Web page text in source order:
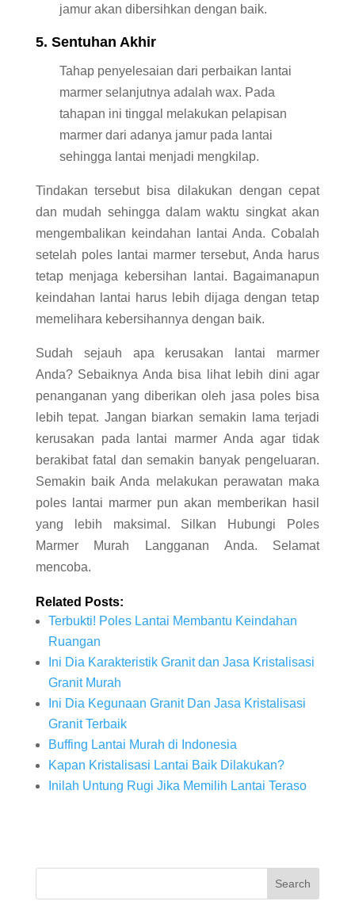
jamur akan dibersihkan dengan baik.
5. Sentuhan Akhir
Tahap penyelesaian dari perbaikan lantai
marmer selanjutnya adalah wax. Pada
tahapan ini tinggal melakukan pelapisan
marmer dari adanya jamur pada lantai
sehingga lantai menjadi mengkilap.
Tindakan tersebut bisa dilakukan dengan cepat
dan mudah sehingga dalam waktu singkat akan
mengembalikan keindahan lantai Anda. Cobalah
setelah poles lantai marmer tersebut, Anda harus
tetap menjaga kebersihan lantai. Bagaimanapun
keindahan lantai harus lebih dijaga dengan tetap
memelihara kebersihannya dengan baik.
Sudah sejauh apa kerusakan lantai marmer
Anda? Sebaiknya Anda bisa lihat lebih dini agar
penanganan yang diberikan oleh jasa poles bisa
lebih tepat. Jangan biarkan semakin lama terjadi
kerusakan pada lantai marmer Anda agar tidak
berakibat fatal dan semakin banyak pengeluaran.
Semakin baik Anda melakukan perawatan maka
poles lantai marmer pun akan memberikan hasil
yang lebih maksimal. Silkan Hubungi Poles
Marmer Murah Langganan Anda. Selamat
mencoba.
Related Posts:
Terbukti! Poles Lantai Membantu Keindahan
Ruangan
Ini Dia Karakteristik Granit dan Jasa Kristalisasi
Granit Murah
Ini Dia Kegunaan Granit Dan Jasa Kristalisasi
Granit Terbaik
Buffing Lantai Murah di Indonesia
Kapan Kristalisasi Lantai Baik Dilakukan?
Inilah Untung Rugi Jika Memilih Lantai Teraso